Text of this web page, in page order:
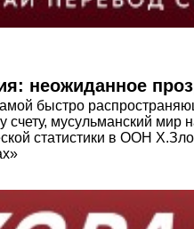
неожиданное
быстро
мусульманский мир
статистики в ООН